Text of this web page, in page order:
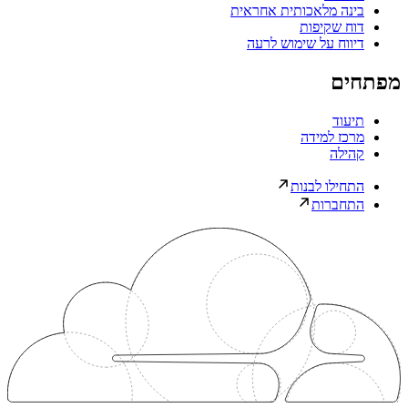
בינה מלאכותית אחראית
דוח שקיפות
דיווח על שימוש לרעה
מפתחים
תיעוד
מרכז למידה
קהילה
התחילו לבנות
התחברות